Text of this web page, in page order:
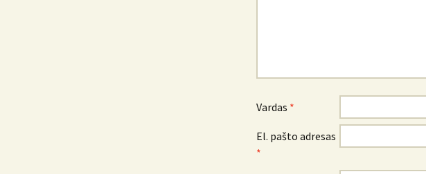
Vardas *
El. pašto adresas
*